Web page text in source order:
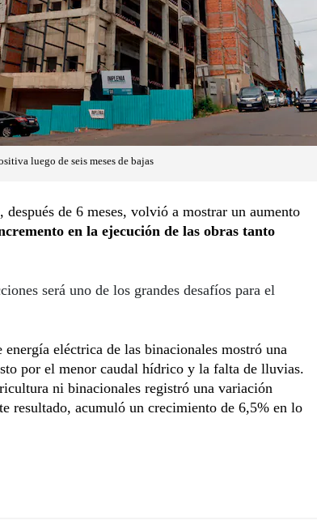
luego de seis meses de bajas
de 6 meses, volvió a mostrar un aumento
en la ejecución de las obras tanto
será uno de los grandes desafíos para el
eléctrica de las binacionales mostró una
por el menor caudal hídrico y la falta de lluvias.
ni binacionales registró una variación
resultado, acumuló un crecimiento de 6,5% en lo